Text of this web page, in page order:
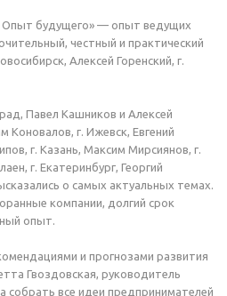
Опыт будущего» — опыт ведущих
честный и практический
Алексей Горенский, г.
Павел Кашников и Алексей
Коновалов, г. Ижевск, Евгений
г. Казань, Максим Мирсиянов, г.
г. Екатеринбург, Георгий
о самых актуальных темах.
компании, долгий срок
опыт.
и прогнозами развития
Гвоздовская, руководитель
собрать все идеи предпринимателей